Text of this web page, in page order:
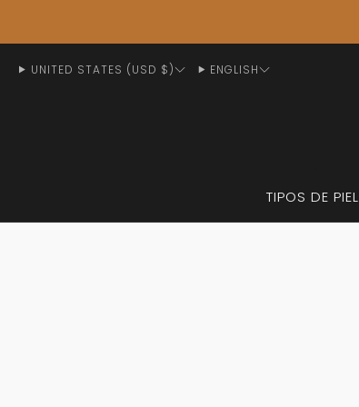
TIPOS DE PIEL
UNITED STATES (USD $) ENGLISH